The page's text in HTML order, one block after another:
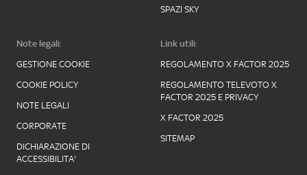
SPAZI SKY
Note legali:
GESTIONE COOKIE
COOKIE POLICY
NOTE LEGALI
CORPORATE
DICHIARAZIONE DI
ACCESSIBILITA'
Link utili:
REGOLAMENTO X FACTOR 2025
REGOLAMENTO TELEVOTO X
FACTOR 2025 E PRIVACY
X FACTOR 2025
SITEMAP